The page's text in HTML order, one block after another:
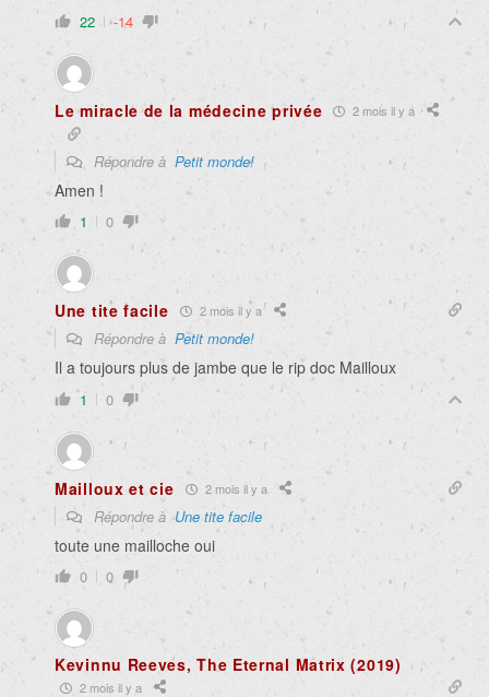
22 -14
Le miracle de la médecine privée 2 mois il y a
Répondre à Petit monde!
Amen !
1 0
Une tite facile 2 mois il y a
Répondre à Petit monde!
Il a toujours plus de jambe que le rip doc Mailloux
1 0
Mailloux et cie 2 mois il y a
Répondre àUne tite facile
toute une mailloche oui
0 0
Kevinnu Reeves, The Eternal Matrix (2019)
2 mois il y a